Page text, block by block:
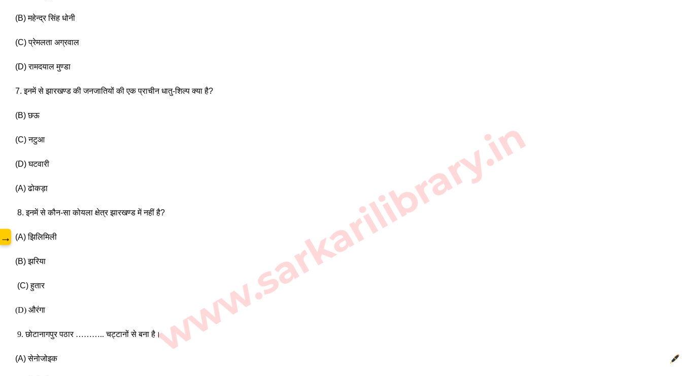
(B) महेन्द्र सिंह धोनी
(C) प्रेमलता अग्रवाल
(D) रामदयाल मुण्डा
7. इनमें से झारखण्ड की जनजातियों की एक प्राचीन धातु-शिल्प क्या है?
(B) छऊ
(C) नटुआ
(D) घटवारी
(A) ढोकड़ा
8. इनमें से कौन-सा कोयला क्षेत्र झारखण्ड में नहीं है?
(A) झिलिमिली
(B) झरिया
(C) हुतार
(D) औरंगा
9. छोटानागपुर पठार ……….. चट्टानों से बना है।
(A) सेनोजोइक www.sarkarilibrary.in
→